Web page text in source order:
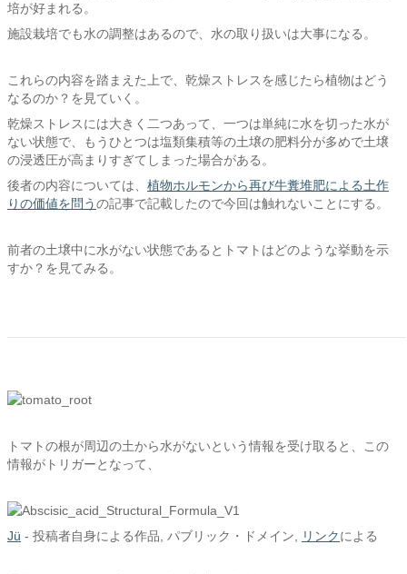
培が好まれる。
施設栽培でも水の調整はあるので、水の取り扱いは大事になる。
これらの内容を踏まえた上で、乾燥ストレスを感じたら植物はどう
なるのか？を見ていく。
乾燥ストレスには大きく二つあって、一つは単純に水を切った水が
ない状態で、もうひとつは塩類集積等の土壌の肥料分が多めで土壌
の浸透圧が高まりすぎてしまった場合がある。
後者の内容については、 植物ホルモンから再び牛糞堆肥による土作
りの価値を問うの記事で記載したので今回は触れないことにする。
前者の土壌中に水がない状態であるとトマトはどのような挙動を示
すか？を見てみる。
トマトの根が周辺の土から水がないという情報を受け取ると、この
情報がトリガーとなって、
Jü - 投稿者自身による作品 , パブリック・ドメイン, リンクによる